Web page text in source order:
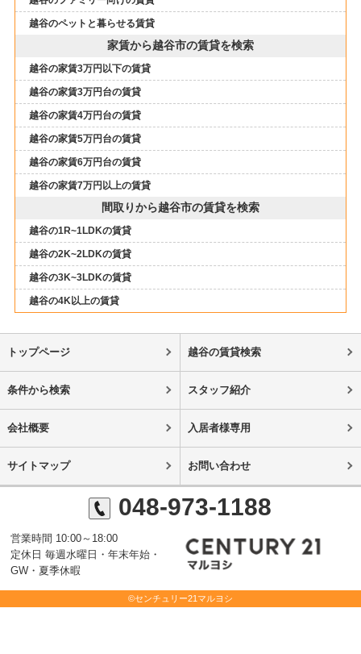
越谷のペットと暮らせる賃貸
家賃から越谷市の賃貸を検索
越谷の家賃3万円以下の賃貸
越谷の家賃3万円台の賃貸
越谷の家賃4万円台の賃貸
越谷の家賃5万円台の賃貸
越谷の家賃6万円台の賃貸
越谷の家賃7万円以上の賃貸
間取りから越谷市の賃貸を検索
越谷の1R~1LDKの賃貸
越谷の2K~2LDKの賃貸
越谷の3K~3LDKの賃貸
越谷の4K以上の賃貸
トップページ 越谷の賃貸検索
条件から検索 スタッフ紹介
会社概要 入居者様専用
サイトマップ お問い合わせ
048-973-1188
営業時間 10:00～18:00
定休日 毎週水曜日・年末年始・
GW・夏季休暇
©センチュリー21マルヨシ